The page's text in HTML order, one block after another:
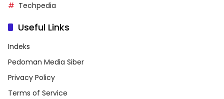
Techpedia
Useful Links
Indeks
Pedoman Media Siber
Privacy Policy
Terms of Service